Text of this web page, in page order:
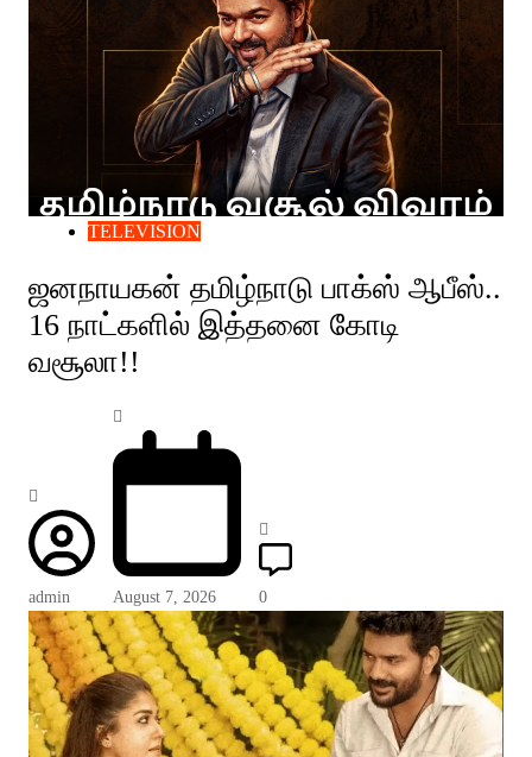
TELEVISION
ஜனநாயகன் தமிழ்நாடு பாக்ஸ் ஆபீஸ்..
16 நாட்களில் இத்தனை கோடி
வசூலா!!
admin August 7, 2026 0